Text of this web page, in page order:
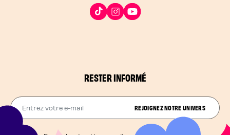
RESTER INFORMÉ
Entrez votre e-mail REJOIGNEZ NOTRE UNIVERS